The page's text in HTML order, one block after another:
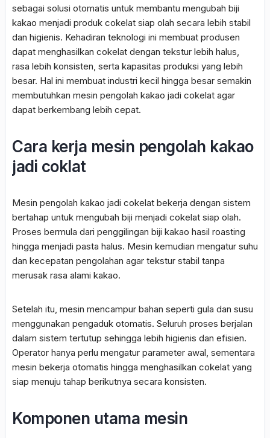
sebagai solusi otomatis untuk membantu mengubah biji
kakao menjadi produk cokelat siap olah secara lebih stabil
dan higienis. Kehadiran teknologi ini membuat produsen
dapat menghasilkan cokelat dengan tekstur lebih halus,
rasa lebih konsisten, serta kapasitas produksi yang lebih
besar. Hal ini membuat industri kecil hingga besar semakin
membutuhkan mesin pengolah kakao jadi cokelat agar
dapat berkembang lebih cepat.
Cara kerja mesin pengolah kakao
jadi coklat
Mesin pengolah kakao jadi cokelat bekerja dengan sistem
bertahap untuk mengubah biji menjadi cokelat siap olah.
Proses bermula dari penggilingan biji kakao hasil roasting
hingga menjadi pasta halus. Mesin kemudian mengatur suhu
dan kecepatan pengolahan agar tekstur stabil tanpa
merusak rasa alami kakao.
Setelah itu, mesin mencampur bahan seperti gula dan susu
menggunakan pengaduk otomatis. Seluruh proses berjalan
dalam sistem tertutup sehingga lebih higienis dan efisien.
Operator hanya perlu mengatur parameter awal, sementara
mesin bekerja otomatis hingga menghasilkan cokelat yang
siap menuju tahap berikutnya secara konsisten.
Komponen utama mesin